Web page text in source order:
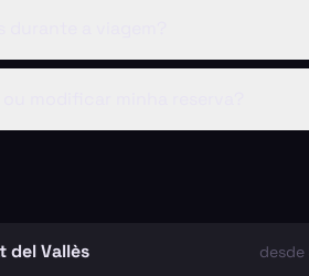
del Vallès desde